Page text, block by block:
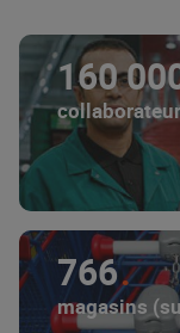
160
766
magasins